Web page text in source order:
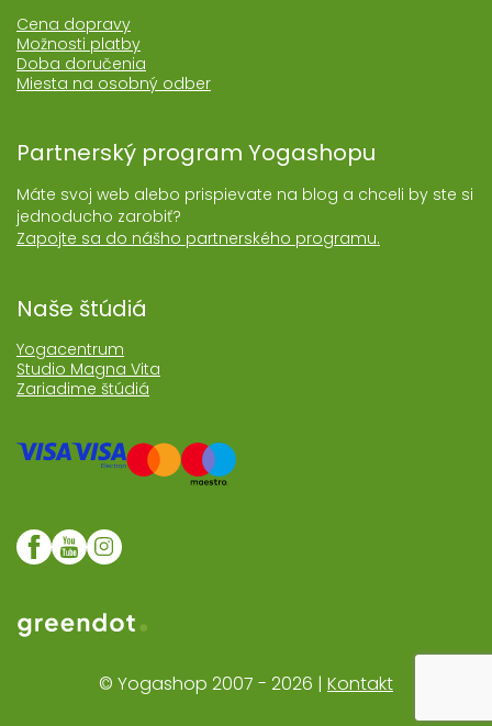
Cena dopravy
Možnosti platby
Doba doručenia
Miesta na osobný odber
Partnerský program Yogashopu
Máte svoj web alebo prispievate na blog a chceli by ste si
jednoducho zarobiť?
Zapojte sa do nášho partnerského programu.
Naše štúdiá
Yogacentrum
Studio Magna Vita
Zariadime štúdiá
Web realizoval Greendot
© Yogashop 2007 - 2026 | Kontakt